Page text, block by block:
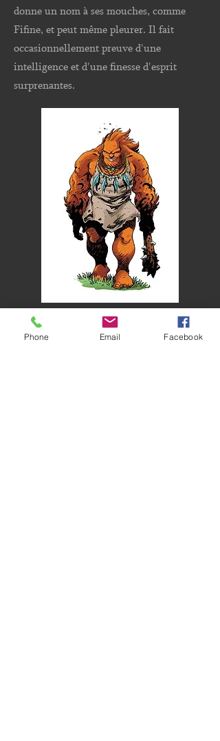
donne un nom à ses mouches, comme
Fifine, et peut même pleurer. Il fait
occasionnellement preuve d'une
intelligence et d'une finesse d'esprit
surprenantes.
© Tarquin
Retour
Phone Email Facebook